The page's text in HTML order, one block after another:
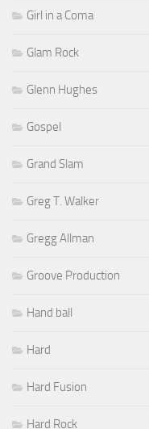
Girl in a Coma
Glam Rock
Glenn Hughes
Gospel
Grand Slam
Greg T. Walker
Gregg Allman
Groove Production
Hand ball
Hard
Hard Fusion
Hard Rock